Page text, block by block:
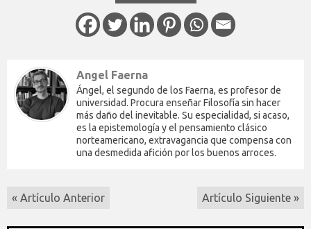
Angel Faerna
Ángel, el segundo de los Faerna, es profesor de
universidad. Procura enseñar Filosofía sin hacer
más daño del inevitable. Su especialidad, si acaso,
es la epistemología y el pensamiento clásico
norteamericano, extravagancia que compensa con
una desmedida afición por los buenos arroces.
« Artículo Anterior Artículo Siguiente »